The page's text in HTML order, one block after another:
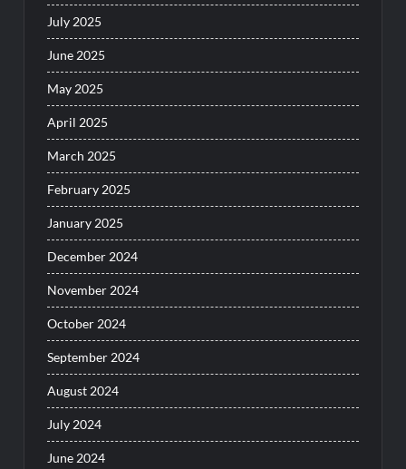
July 2025
June 2025
May 2025
April 2025
March 2025
February 2025
January 2025
December 2024
November 2024
October 2024
September 2024
August 2024
July 2024
June 2024